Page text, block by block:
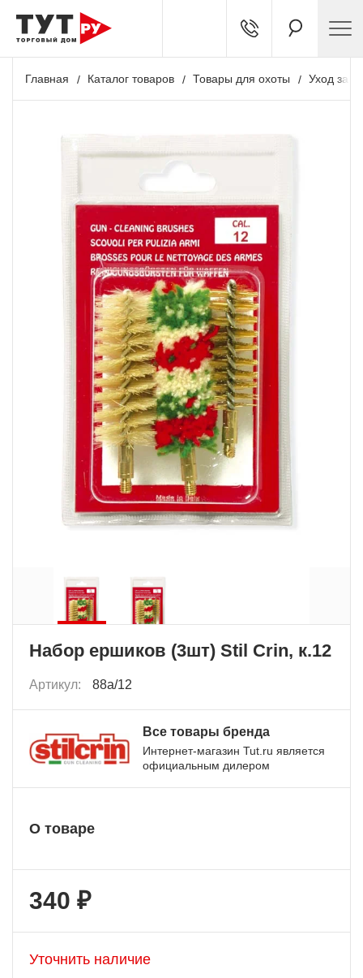
Главная Каталог товаров Товары для охоты Уход за
Набор ершиков (3шт) Stil Crin, к.12
Артикул: 88a/12
Все товары бренда
Интернет-магазин Tut.ru является
официальным дилером
О товаре
340 ₽
Уточнить наличие